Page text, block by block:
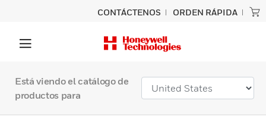
CONTÁCTENOS ORDEN RÁPIDA
Está viendo el catálogo de
productos para